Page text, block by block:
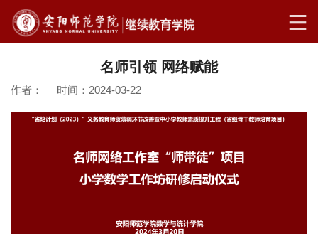
名师引领 网络赋能
作者： 时间：2024-03-22